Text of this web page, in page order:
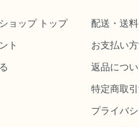
ョップ トップ
ト
配送・送
お支払い
返品につ
特定商取
プライバ